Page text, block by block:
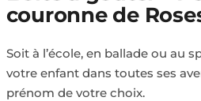
couronne de
Soit à l’école, en ballade ou au
votre enfant dans toutes ses
prénom de votre choix.
et
couronne
Roses